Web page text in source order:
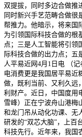
双提拔，同时多边合做推
同时新兴手艺范畴合做很
帮推力。他暗示，将来国
为引领国际科技合做的根
点；三是人工智能将引领
际科技合做的出力点；五
人平易近网4月1日电 （
电消费更是我国居平易近
做，既利当前、又利久远
利财产。近日，中国度用
雪峰）正在宁波舟山港梅
和龙门吊从动化功课、无
研发的“双芯大脑”，上百
科技先行。近年来，我国